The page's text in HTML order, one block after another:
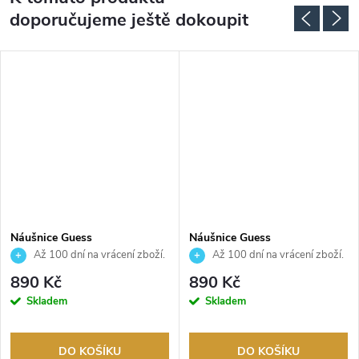
doporučujeme ještě dokoupit
Náušnice Guess
JUBE05209JWYGT
Až 100 dní na vrácení zboží.
Autorizovaný prodejce.
890 Kč
Skladem
DO KOŠÍKU
Náušnice Guess
JUBE05209JWRHT
Až 100 dní na vrácení zboží.
Autorizovaný prodejce.
890 Kč
Skladem
DO KOŠÍKU